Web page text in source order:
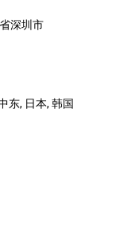
深圳市
东, 日本, 韩国